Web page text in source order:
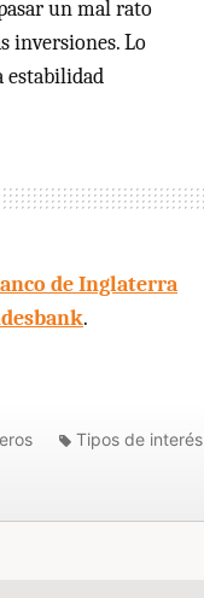
un mal rato
inversiones. Lo
estabilidad
de Inglaterra
.
Tipos de interés